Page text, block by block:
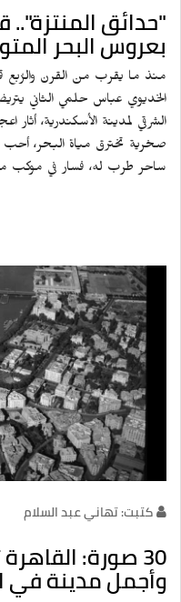
"حدائق
بعروس البحر
الخديوي عباس حلمي الثاني
الشرقي لمدينة الأسكندرية،
صخرية تخترق مياة البحر، أحب
ساحر طرب له، فسار في موكب
كتبت: تهاني عبد السلام
30 صورة:
وأجمل مدينة في